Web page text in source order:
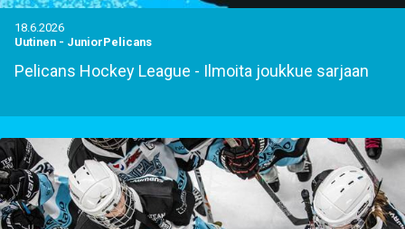
18.6.2026
Uutinen - JuniorPelicans
Pelicans Hockey League - Ilmoita joukkue sarjaan